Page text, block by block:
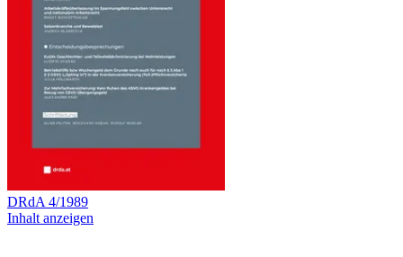
DRdA 4/1989
Inhalt anzeigen